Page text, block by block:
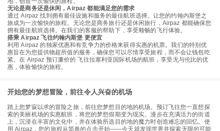
无论是商务还是休闲，Airpaz 都能满足您的需求
通过 Airpaz 找到拥有最佳设施和服务的最佳航班选择。让您的约翰内斯堡之
旅成为一次愉快的旅程。无论您是商务旅行还是休闲旅行，Airpaz 都能确保您
拥有最佳航班选择。在我们的客服的帮助下，享受顺畅的飞行体验。
搭乘 Airpaz 飞往约翰内斯堡 更便宜
利用 Airpaz 的独家优惠和有竞争力的价格来获得实惠的机票。我们的特别优
惠旨在为您提供物超所值的服务，确保您可以尽情享受旅程，而不会让钱包吃
紧。在 Airpaz 预订廉价的 飞往拉塞利亚国际机场的航班，享受无与伦比的优
惠，体验愉快的旅程。
开始您的梦想冒险，前往令人兴奋的机场
踏上您梦寐以求的冒险之旅，前往您梦想目的地的机场。预订飞往您一直想探
索的美丽机场的实惠航班，将您的梦想假期变为现实。漫步在充满活力的街道
上，沉浸在丰富的文化中，并在体验所选目的地的魔力时创造难忘的回忆。使
用 Airpaz，您的旅程从简单的点击开始——今天就发现世界并探索无限的可能